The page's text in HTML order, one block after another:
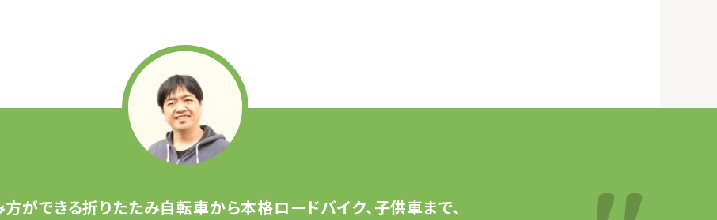
ができる折りたたみ自転車から本格ロードバイク、子供車まで、